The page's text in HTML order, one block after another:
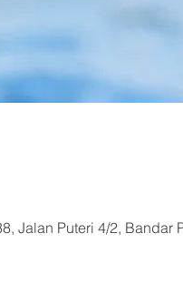
Jalan Puteri 4/2, Bandar